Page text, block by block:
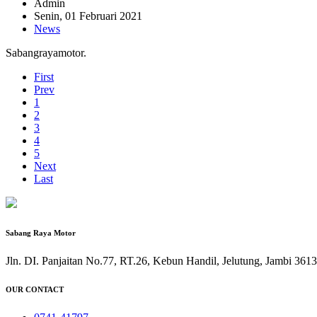
Admin
Senin, 01 Februari 2021
News
Sabangrayamotor.
First
Prev
1
2
3
4
5
Next
Last
Sabang Raya Motor
Jln. DI. Panjaitan No.77, RT.26, Kebun Handil, Jelutung, Jambi
OUR CONTACT